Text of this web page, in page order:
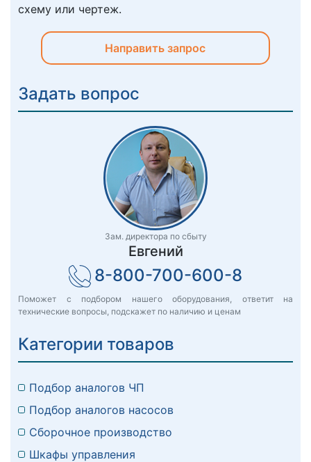
схему или чертеж.
Направить запрос
Задать вопрос
Зам. директора по сбыту
Евгений
8-800-700-600-8
Поможет с подбором нашего оборудования, ответит на
технические вопросы, подскажет по наличию и ценам
Категории товаров
Подбор аналогов ЧП
Подбор аналогов насосов
Сборочное производство
Шкафы управления